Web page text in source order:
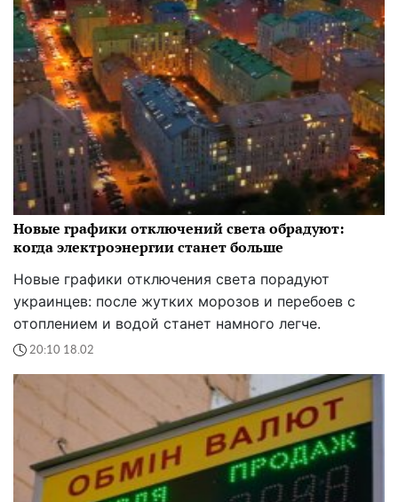
Новые графики отключений света обрадуют:
когда электроэнергии станет больше
Новые графики отключения света порадуют
украинцев: после жутких морозов и перебоев с
отоплением и водой станет намного легче.
20:10 18.02